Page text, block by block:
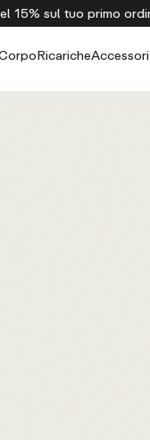
Spedizione gratuita per
RicaricheAccessori